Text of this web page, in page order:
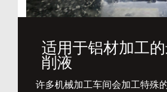
适用于铝材加工
削液
许多机械加工车间会加工特殊